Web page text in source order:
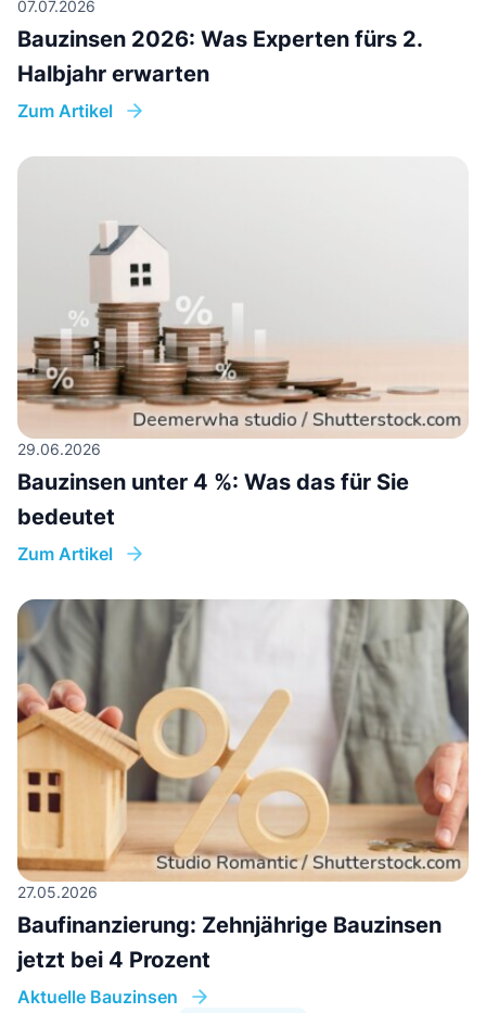
07.07.2026
Bauzinsen 2026: Was Experten fürs 2.
Halbjahr erwarten
Zum Artikel
29.06.2026
Bauzinsen unter 4 %: Was das für Sie
bedeutet
Zum Artikel
27.05.2026
Baufinanzierung: Zehnjährige Bauzinsen
jetzt bei 4 Prozent
Aktuelle Bauzinsen